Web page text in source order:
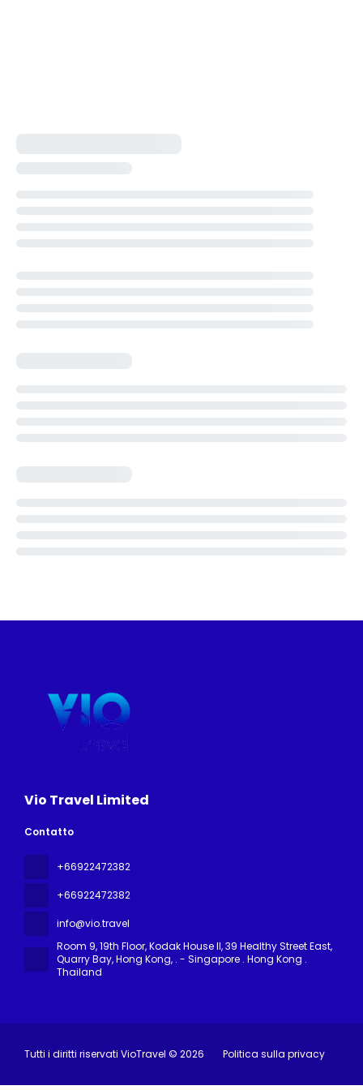
Vio Travel Limited
Contatto
+66922472382
+66922472382
info@vio.travel
Room 9, 19th Floor, Kodak House II, 39 Healthy Street East,
Quarry Bay, Hong Kong, . - Singapore . Hong Kong .
Thailand
Tutti i diritti riservati VioTravel © 2026 Politica sulla privacy